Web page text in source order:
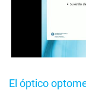
El óptico